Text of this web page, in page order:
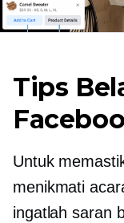
Tips
Untuk
menikmati
ingatlah saran